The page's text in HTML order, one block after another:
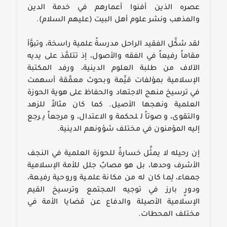
عصره الذين أفنوا أعمارهم في خدمة الدين
والمذهب ونشر علوم أهل البيت (عليهم السلام).
لقد شكَّل الفقيد الراحل مدرسةً علمية راسخة، وتبوَّأ
مقاماً رفيعاً في الفقه والأصول، إذ تتلمَّذ على يديه
الآلاف من طلبة العلوم الدينية، ورفد المكتبة
الإسلامية بمؤلفات قيِّمة وبحوث معمَّقة أسهمت
في ترسيخ منهج الاجتهاد والحفاظ على هوية الحوزة
العلمية ونهجها الأصيل. كما كان مثالاً للزهد
والتقوى، وصوتاً للحكمة والاعتدال، ومرجعاً يرجع
إليه المؤمنون في مختلف شؤونهم الدينية.
إن رحيله لا يمثِّل خسارةً للحوزة العلمية في النجف
الأشرف وحدها، بل هو مصابٌ جلل للأمة الإسلامية
جمعاء، لِما كان له من مكانة علمية وروحية رفيعة،
ودورٍ بارز في توجيه المجتمع وترسيخ القيم
الإسلامية الأصيلة والدفاع عن قضايا الأمة في
مختلف المحطات.